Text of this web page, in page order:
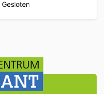
Gesloten